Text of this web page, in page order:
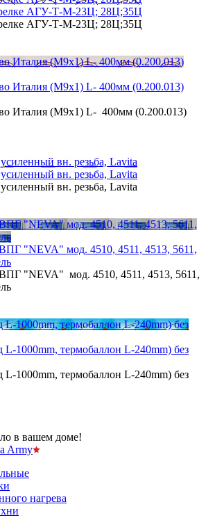
АГУ-Т-М-23Ц; 28Ц;35Ц
АГУ-Т-М-23Ц; 28Ц;35Ц
Италия (М9х1) L- 400мм (0.200.013)
Италия (М9х1) L- 400мм (0.200.013)
Италия (М9х1) L- 400мм (0.200.013)
вн. резьба, Lavita
вн. резьба, Lavita
вн. резьба, Lavita
"NEVA" мод. 4510, 4511, 4513, 5611,
"NEVA" мод. 4510, 4511, 4513, 5611,
"NEVA" мод. 4510, 4511, 4513, 5611,
L-1000mm, термобаллон L-240mm) без
L-1000mm, термобаллон L-240mm) без
L-1000mm, термобаллон L-240mm) без
в вашем доме!
Army
нагрева